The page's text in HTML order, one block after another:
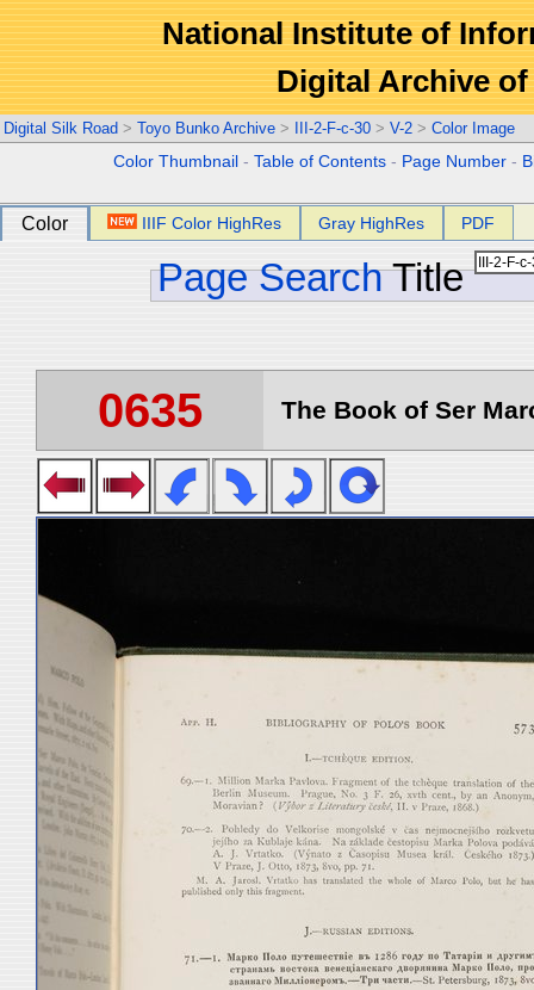
National Institute of
Digital Archive
Digital Silk Road > Toyo Bunko Archive > III-2-F-c-30 > V-2 > Color Image
Color Thumbnail -Table of Contents - Page Number -
Color IIIF Color HighRes Gray HighRes PDF
Page Search Title
0635 The Book of Ser